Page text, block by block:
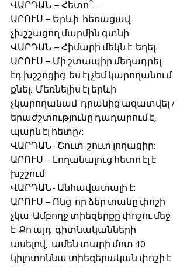
ՎԱՐԴԱՆ – Հետո՞…
ԱՐՈՒՍ – Երևի  հեռացավ
չխշշացող մարմին գտնի:
ՎԱՐԴԱՆ – Հիմարի մեկն է  եղել:
ԱՐՈՒՍ – Մի շտապիր մեղադրել:
էդ խշշոցից  ես էլ չեմ կարողանում
քնել:  Մեռնելիս էլ երևի
չկարողանամ  դրանից ազատվել /
երաժշտությունը դադարում է,
պարն էլ հետը/:
ՎԱՐԴԱՆ- Շուտ-շուտ լողացիր:
ԱՐՈՒՍ – Լողանալուց հետո էլ է
խշշում:
ՎԱՐԴԱՆ- Անհավատալի է:
ԱՐՈՒՍ – Ոնց  որ ձեր տանը փոշի
չկա: Ամբողջ տիեզերքը փոշու մեջ
է: Քո այդ  գիտնականների
ասելով,  ամեն տարի մոտ 40
կիլոտոննա տիեզերական փոշի է